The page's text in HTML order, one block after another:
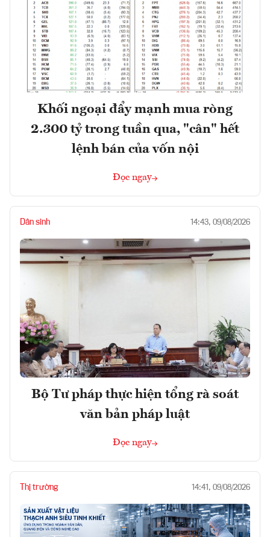
Khối ngoại đẩy mạnh mua ròng
2.300 tỷ trong tuần qua, "cân" hết
lệnh bán của vốn nội
Đọc ngay
Dân sinh 14:43, 09/08/2026
Bộ Tư pháp thực hiện tổng rà soát
văn bản pháp luật
Đọc ngay
Thị trường 14:41, 09/08/2026